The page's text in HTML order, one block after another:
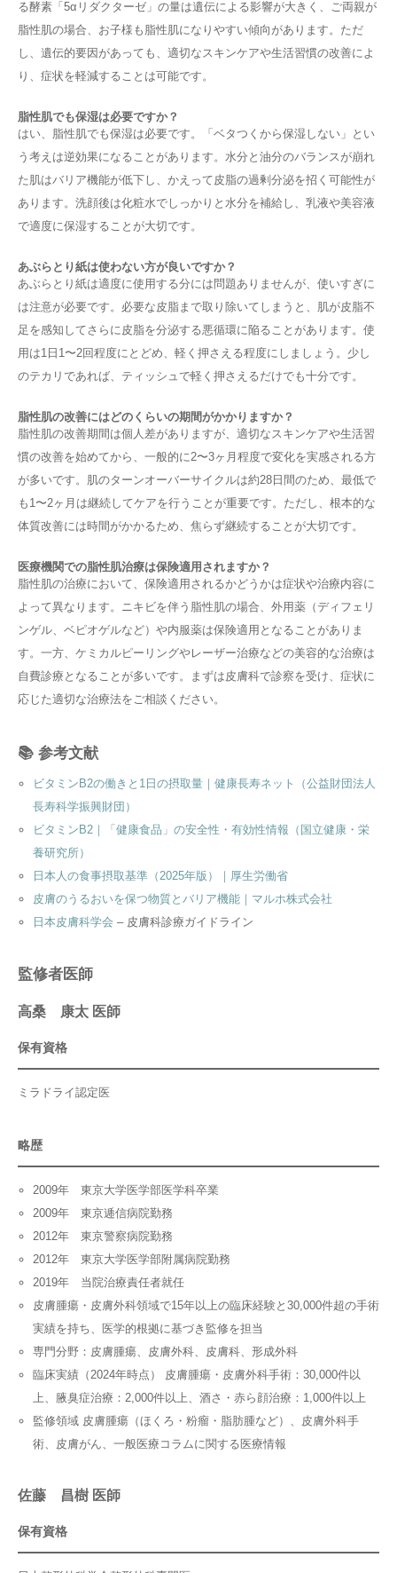
る酵素「5αリダクターゼ」の量は遺伝による影響が大きく、ご両親が
脂性肌の場合、お子様も脂性肌になりやすい傾向があります。ただ
し、遺伝的要因があっても、適切なスキンケアや生活習慣の改善によ
り、症状を軽減することは可能です。
脂性肌でも保湿は必要ですか？
はい、脂性肌でも保湿は必要です。「ベタつくから保湿しない」とい
う考えは逆効果になることがあります。水分と油分のバランスが崩れ
た肌はバリア機能が低下し、かえって皮脂の過剰分泌を招く可能性が
あります。洗顔後は化粧水でしっかりと水分を補給し、乳液や美容液
で適度に保湿することが大切です。
あぶらとり紙は使わない方が良いですか？
あぶらとり紙は適度に使用する分には問題ありませんが、使いすぎに
は注意が必要です。必要な皮脂まで取り除いてしまうと、肌が皮脂不
足を感知してさらに皮脂を分泌する悪循環に陥ることがあります。使
用は1日1〜2回程度にとどめ、軽く押さえる程度にしましょう。少し
のテカリであれば、ティッシュで軽く押さえるだけでも十分です。
脂性肌の改善にはどのくらいの期間がかかりますか？
脂性肌の改善期間は個人差がありますが、適切なスキンケアや生活習
慣の改善を始めてから、一般的に2〜3ヶ月程度で変化を実感される方
が多いです。肌のターンオーバーサイクルは約28日間のため、最低で
も1〜2ヶ月は継続してケアを行うことが重要です。ただし、根本的な
体質改善には時間がかかるため、焦らず継続することが大切です。
医療機関での脂性肌治療は保険適用されますか？
脂性肌の治療において、保険適用されるかどうかは症状や治療内容に
よって異なります。ニキビを伴う脂性肌の場合、外用薬（ディフェリ
ンゲル、ベピオゲルなど）や内服薬は保険適用となることがありま
す。一方、ケミカルピーリングやレーザー治療などの美容的な治療は
自費診療となることが多いです。まずは皮膚科で診察を受け、症状に
応じた適切な治療法をご相談ください。
📚 参考文献
ビタミンB2の働きと1日の摂取量｜健康長寿ネット（公益財団法人
長寿科学振興財団）
ビタミンB2｜「健康食品」の安全性・有効性情報（国立健康・栄
養研究所）
日本人の食事摂取基準（2025年版）｜厚生労働省
皮膚のうるおいを保つ物質とバリア機能｜マルホ株式会社
日本皮膚科学会 – 皮膚科診療ガイドライン
監修者医師
高桑 康太 医師
保有資格
ミラドライ認定医
略歴
2009年 東京大学医学部医学科卒業
2009年 東京逓信病院勤務
2012年 東京警察病院勤務
2012年 東京大学医学部附属病院勤務
2019年 当院治療責任者就任
皮膚腫瘍・皮膚外科領域で15年以上の臨床経験と30,000件超の手術
実績を持ち、医学的根拠に基づき監修を担当
専門分野：皮膚腫瘍、皮膚外科、皮膚科、形成外科
臨床実績（2024年時点） 皮膚腫瘍・皮膚外科手術：30,000件以
上、腋臭症治療：2,000件以上、酒さ・赤ら顔治療：1,000件以上
監修領域 皮膚腫瘍（ほくろ・粉瘤・脂肪腫など）、皮膚外科手
術、皮膚がん、一般医療コラムに関する医療情報
佐藤 昌樹 医師
保有資格